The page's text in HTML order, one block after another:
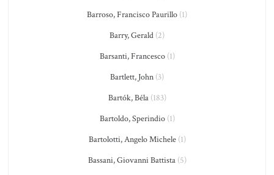
Barroso, Francisco Paurillo (1)
Barry, Gerald (2)
Barsanti, Francesco(1)
Bartlett, John (3)
Bartók, Béla(183)
Bartoldo, Sperindio(1)
Bartolotti, Angelo Michele(1)
Bassani, Giovanni Battista(5)